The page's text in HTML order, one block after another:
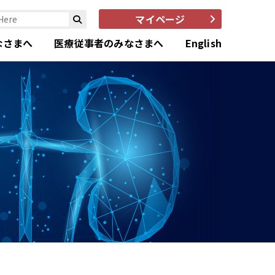
マイページ
まへ
医療従事者のみなさまへ English